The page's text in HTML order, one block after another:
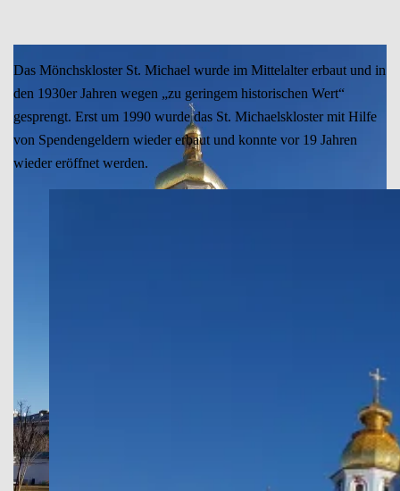
Das Mönchskloster St. Michael wurde im Mittelalter erbaut und in
den 1930er Jahren wegen „zu geringem historischen Wert“
gesprengt. Erst um 1990 wurde das St. Michaelskloster mit Hilfe
von Spendengeldern wieder erbaut und konnte vor 19 Jahren
wieder eröffnet werden.